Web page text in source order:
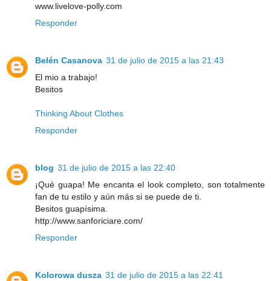
www.livelove-polly.com
Responder
Belén Casanova 31 de julio de 2015 a las 21:43
El mio a trabajo!
Besitos
Thinking About Clothes
Responder
blog 31 de julio de 2015 a las 22:40
¡Qué guapa! Me encanta el look completo, son totalmente
fan de tu estilo y aún más si se puede de ti.
Besitos guapísima.
http://www.sanforiciare.com/
Responder
Kolorowa dusza 31 de julio de 2015 a las 22:41